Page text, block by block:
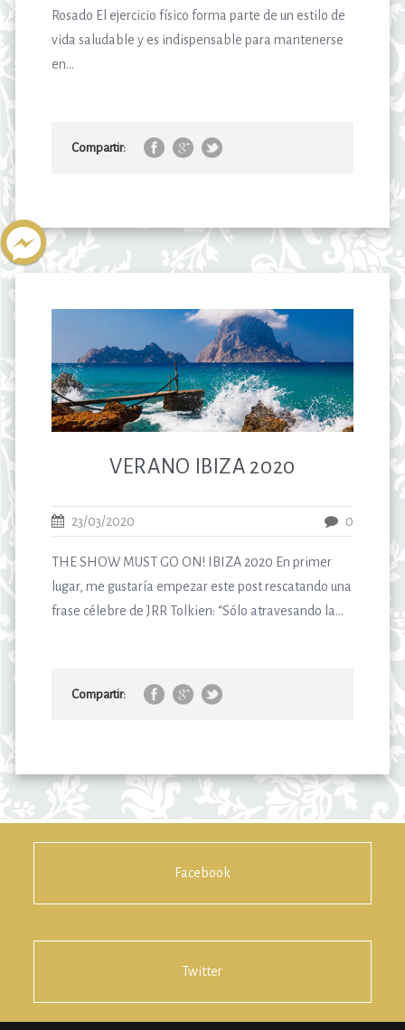
Rosado El ejercicio físico forma parte de un estilo de
vida saludable y es indispensable para mantenerse
en...
Compartir:
VERANO IBIZA 2020
23/03/2020 0
THE SHOW MUST GO ON! IBIZA 2020 En primer
lugar, me gustaría empezar este post rescatando una
frase célebre de JRR Tolkien: “Sólo atravesando la...
Compartir:
Facebook
Twitter